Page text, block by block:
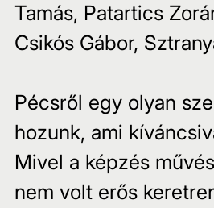
Tamás, Patartics
Csikós Gábor,
Pécsről egy olyan
hozunk, ami
Mivel a képzés
nem volt erős